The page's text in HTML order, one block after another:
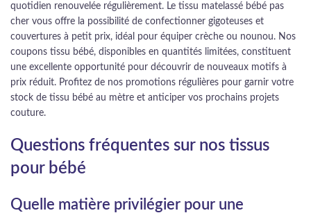
quotidien renouvelée régulièrement. Le tissu matelassé bébé pas
cher vous offre la possibilité de confectionner gigoteuses et
couvertures à petit prix, idéal pour équiper crèche ou nounou. Nos
coupons tissu bébé, disponibles en quantités limitées, constituent
une excellente opportunité pour découvrir de nouveaux motifs à
prix réduit. Profitez de nos promotions régulières pour garnir votre
stock de tissu bébé au mètre et anticiper vos prochains projets
couture.
Questions fréquentes sur nos tissus
pour bébé
Quelle matière privilégier pour une